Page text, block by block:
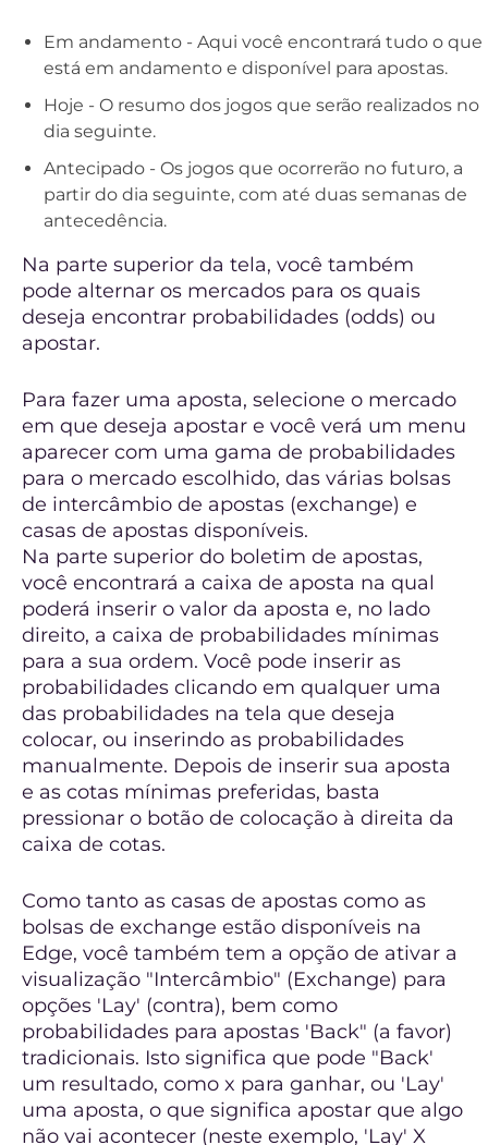
Em andamento - Aqui você encontrará tudo o que
está em andamento e disponível para apostas.
Hoje - O resumo dos jogos que serão realizados no
dia seguinte.
Antecipado - Os jogos que ocorrerão no futuro, a
partir do dia seguinte, com até duas semanas de
antecedência.
Na parte superior da tela, você também
pode alternar os mercados para os quais
deseja encontrar probabilidades (odds) ou
apostar.
Para fazer uma aposta, selecione o mercado
em que deseja apostar e você verá um menu
aparecer com uma gama de probabilidades
para o mercado escolhido, das várias bolsas
de intercâmbio de apostas (exchange) e
casas de apostas disponíveis.
Na parte superior do boletim de apostas,
você encontrará a caixa de aposta na qual
poderá inserir o valor da aposta e, no lado
direito, a caixa de probabilidades mínimas
para a sua ordem. Você pode inserir as
probabilidades clicando em qualquer uma
das probabilidades na tela que deseja
colocar, ou inserindo as probabilidades
manualmente. Depois de inserir sua aposta
e as cotas mínimas preferidas, basta
pressionar o botão de colocação à direita da
caixa de cotas.
Como tanto as casas de apostas como as
bolsas de exchange estão disponíveis na
Edge, você também tem a opção de ativar a
visualização "Intercâmbio" (Exchange) para
opções 'Lay' (contra), bem como
probabilidades para apostas 'Back" (a favor)
tradicionais. Isto significa que pode "Back'
um resultado, como x para ganhar, ou 'Lay'
uma aposta, o que significa apostar que algo
não vai acontecer (neste exemplo, 'Lay' X